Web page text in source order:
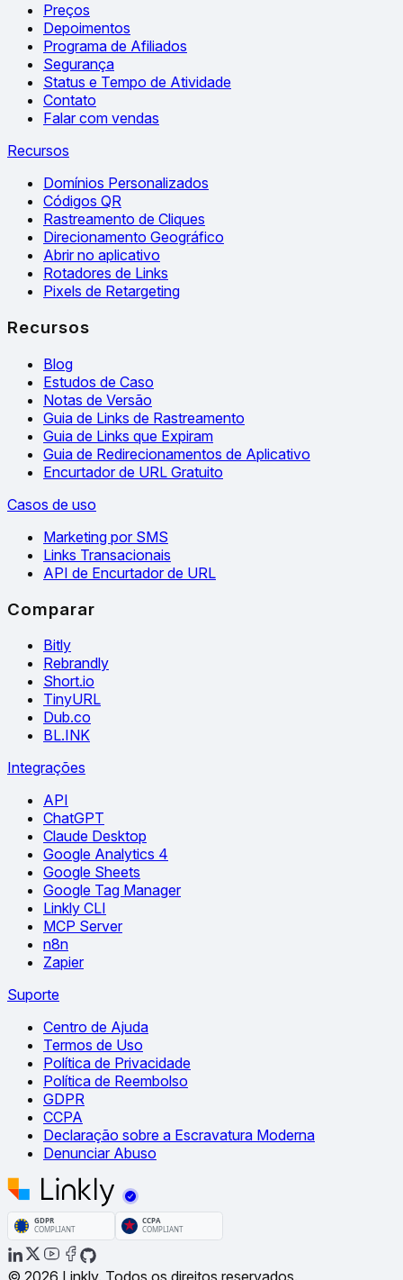
Preços
Depoimentos
Programa de Afiliados
Segurança
Status e Tempo de Atividade
Contato
Falar com vendas
Recursos
Domínios Personalizados
Códigos QR
Rastreamento de Cliques
Direcionamento Geográfico
Abrir no aplicativo
Rotadores de Links
Pixels de Retargeting
Recursos
Blog
Estudos de Caso
Notas de Versão
Guia de Links de Rastreamento
Guia de Links que Expiram
Guia de Redirecionamentos de Aplicativo
Encurtador de URL Gratuito
Casos de uso
Marketing por SMS
Links Transacionais
API de Encurtador de URL
Comparar
Bitly
Rebrandly
Short.io
TinyURL
Dub.co
BL.INK
Integrações
API
ChatGPT
Claude Desktop
Google Analytics 4
Google Sheets
Google Tag Manager
Linkly CLI
MCP Server
n8n
Zapier
Suporte
Centro de Ajuda
Termos de Uso
Política de Privacidade
Política de Reembolso
GDPR
CCPA
Declaração sobre a Escravatura Moderna
Denunciar Abuso
© 2026 Linkly. Todos os direitos reservados.